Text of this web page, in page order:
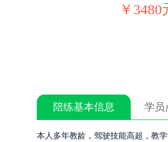
￥
陪练基本信息 学员
本人多年教龄，驾驶技能高超，教